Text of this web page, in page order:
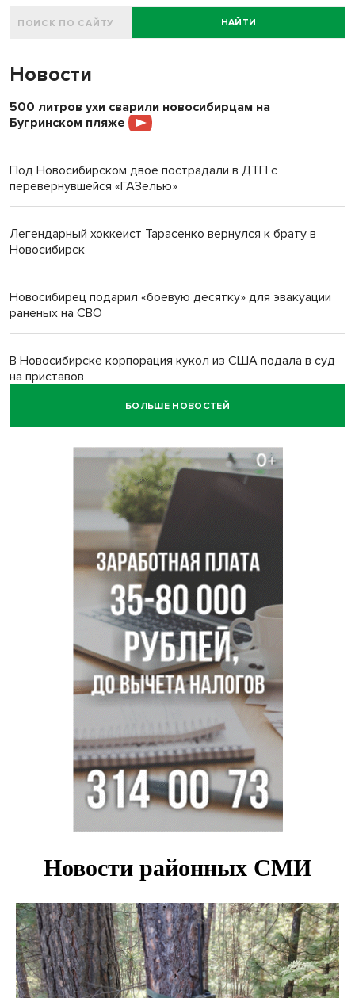
НАЙТИ
Новости
500 литров ухи сварили новосибирцам на
Бугринском пляже
Под Новосибирском двое пострадали в ДТП с
перевернувшейся «ГАЗелью»
Легендарный хоккеист Тарасенко вернулся к брату в
Новосибирск
Новосибирец подарил «боевую десятку» для эвакуации
раненых на СВО
В Новосибирске корпорация кукол из США подала в суд
на приставов
БОЛЬШЕ НОВОСТЕЙ